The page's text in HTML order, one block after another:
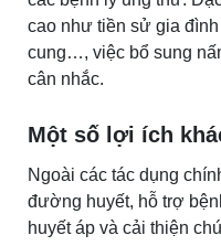
cao như tiền sử gia
cung…, việc bổ sung
cân nhắc.
Một số lợi ích
Ngoài các tác dụng
đường huyết, hỗ trợ
huyết áp và cải thiện